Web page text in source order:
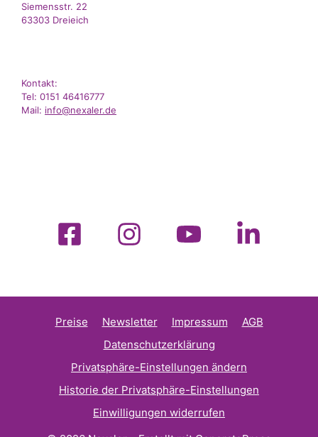
Siemensstr. 22
63303 Dreieich
Kontakt:
Tel: 0151 46416777
Mail: info@nexaler.de
Preise Newsletter Impressum
AGB
Datenschutzerklärung
Privatsphäre-Einstellungen ändern
Historie der Privatsphäre-Einstellungen
Einwilligungen widerrufen